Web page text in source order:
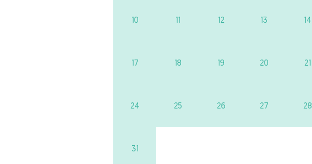
10 11 12 13 14
17 18 19 20 21
24 25 26 27 28
31